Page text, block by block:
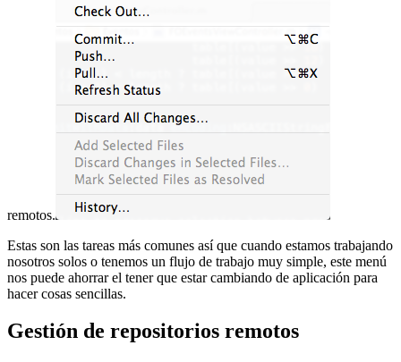
remotos.
Estas son las tareas más comunes así que cuando estamos trabajando
nosotros solos o tenemos un flujo de trabajo muy simple, este menú
nos puede ahorrar el tener que estar cambiando de aplicación para
hacer cosas sencillas.
Gestión de repositorios remotos